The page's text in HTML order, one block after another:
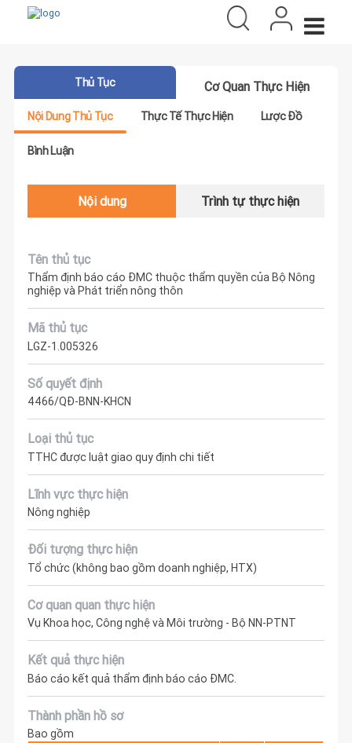
Thủ Tục Cơ Quan Thực Hiện
Nội Dung Thủ Tục Thực Tế Thực Hiện Lược Đồ
Bình Luận
Nội dung Trình tự thực hiện
Tên thủ tục
Thẩm định báo cáo ĐMC thuộc thẩm quyền của Bộ Nông
nghiệp và Phát triển nông thôn
Mã thủ tục
LGZ-1.005326
Số quyết định
4466/QĐ-BNN-KHCN
Loại thủ tục
TTHC được luật giao quy định chi tiết
Lĩnh vực thực hiện
Nông nghiệp
Đối tượng thực hiện
Tổ chức (không bao gồm doanh nghiệp, HTX)
Cơ quan quan thực hiện
Vụ Khoa học, Công nghệ và Môi trường - Bộ NN-PTNT
Kết quả thực hiện
Báo cáo kết quả thẩm định báo cáo ĐMC.
Thành phần hồ sơ
Bao gồm